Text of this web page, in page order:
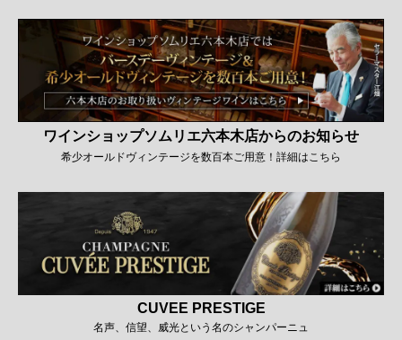
ワインショップソムリエ六本木店からのお知らせ
希少オールドヴィンテージを数百本ご用意！詳細はこちら
CUVEE PRESTIGE
名声、信望、威光という名のシャンパーニュ